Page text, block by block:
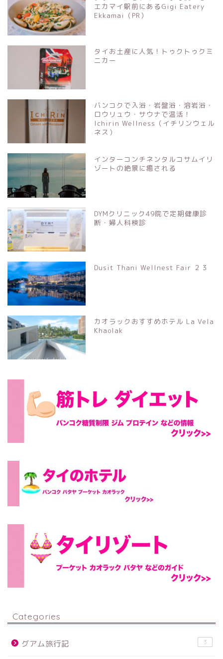
エカマイ駅前にあるGigi Eatery
Ekkamai（PR）
タイお土産に人気！トゥクトゥクミ
ニカー
バンコクで入浴・岩盤浴・溶岩浴・
ロウリュウ・サウナで温活！
Ichirin Wellness（イチリンウェル
ネス）
インターコンチネンタルコサムイリ
ゾートの絶景に癒される
DYMクリニック49院で定期健康診
断・婦人科検診
Dusit Thani Wellnest Fair ２３
カオラックおすすめホテル La Vela
Khaolak
Categories
グアム旅行記 3